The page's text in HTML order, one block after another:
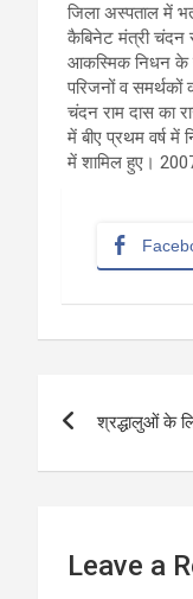
जिला अस्पताल में
कैबिनेट मंत्री चंदन
आकस्मिक निधन के
परिजनों व
चंदन राम दास का
में बीए प्रथम वर्ष में
में शामिल हुए।
श्रद्धालुओं के
Leave a